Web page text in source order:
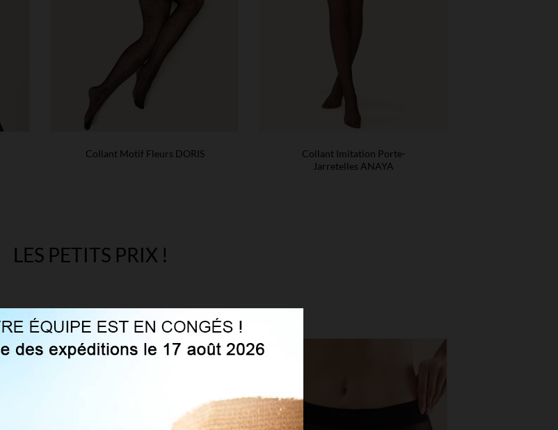
Collant Motif Fleurs DORIS
Collant Imitation Porte-
Jarretelles ANAYA
LES PETITS PRIX !